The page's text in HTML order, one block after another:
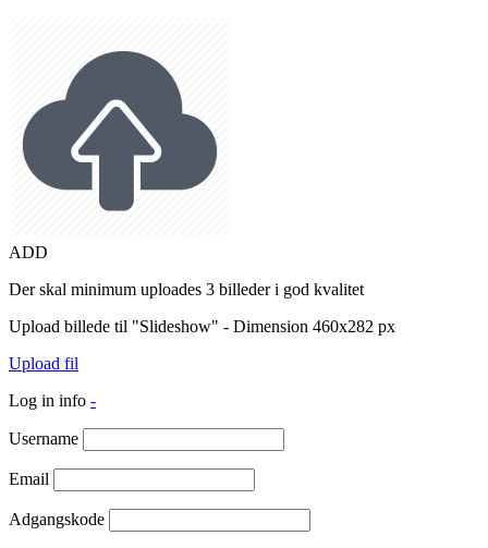
ADD
Der skal minimum uploades 3 billeder i god kvalitet
Upload billede til "Slideshow" - Dimension 460x282 px
Upload fil
Log in info -
Username
Email
Adgangskode